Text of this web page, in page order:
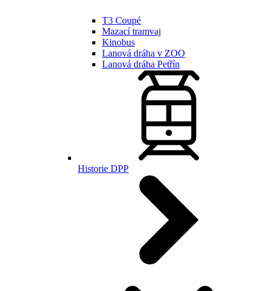
T3 Coupé
Mazací tramvaj
Kinobus
Lanová dráha v ZOO
Lanová dráha Petřín
Historie DPP